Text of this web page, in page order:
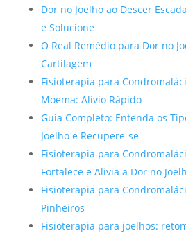
Dor no Joelho ao Descer
e Solucione
O Real Remédio para Dor no
Cartilagem
Fisioterapia para
Moema: Alívio Rápido
Guia Completo: Entenda os
Joelho e Recupere-se
Fisioterapia para
Fortalece e Alivia a Dor no
Fisioterapia para
Pinheiros
Fisioterapia para joelhos: